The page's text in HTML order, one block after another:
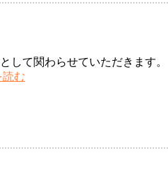
気
して関わらせていただきま
読む
離